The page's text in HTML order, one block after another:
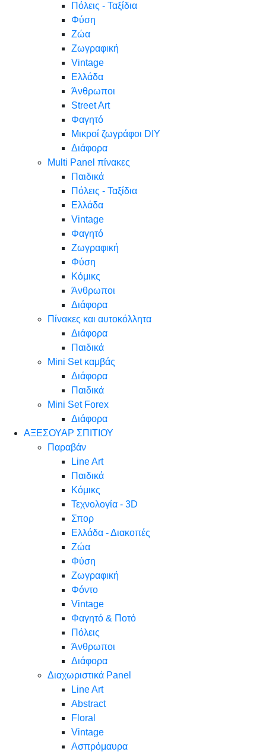
Πόλεις - Ταξίδια
Φύση
Ζώα
Ζωγραφική
Vintage
Ελλάδα
Άνθρωποι
Street Art
Φαγητό
Μικροί ζωγράφοι DIY
Διάφορα
Multi Panel πίνακες
Παιδικά
Πόλεις - Ταξίδια
Ελλάδα
Vintage
Φαγητό
Ζωγραφική
Φύση
Κόμικς
Άνθρωποι
Διάφορα
Πίνακες και αυτοκόλλητα
Διάφορα
Παιδικά
Mini Set καμβάς
Διάφορα
Παιδικά
Mini Set Forex
Διάφορα
ΑΞΕΣΟΥΑΡ ΣΠΙΤΙΟΥ
Παραβάν
Line Art
Παιδικά
Κόμικς
Τεχνολογία - 3D
Σπορ
Ελλάδα - Διακοπές
Ζώα
Φύση
Ζωγραφική
Φόντο
Vintage
Φαγητό & Ποτό
Πόλεις
Άνθρωποι
Διάφορα
Διαχωριστικά Panel
Line Art
Abstract
Floral
Vintage
Ασπρόμαυρα